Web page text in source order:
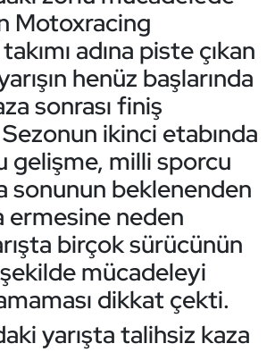
Motoxracing
adına piste çıkan
henüz başlarında
sonrası finiş
ikinci etabında
gelişme, milli sporcu
sonunun beklenenden
ermesine neden
birçok sürücünün
mücadeleyi
dikkat çekti.
yarışta talihsiz kaza
Sporcular